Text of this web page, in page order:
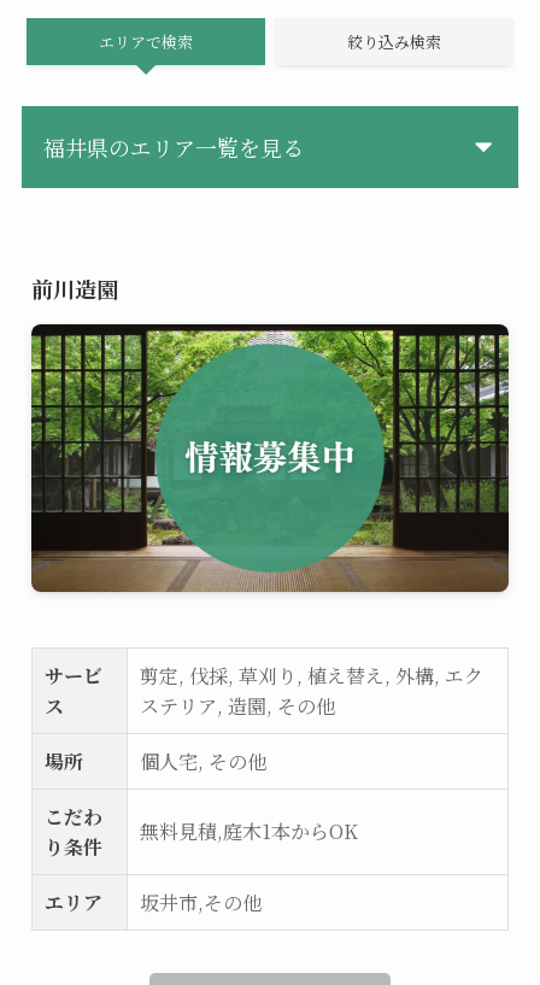
エリアで検索 絞り込み検索
福井県のエリア一覧を見る
前川造園
サービ
ス
剪定, 伐採, 草刈り, 植え替え, 外構, エク
ステリア, 造園, その他
場所
個人宅, その他
こだわ
り条件
無料見積,庭木1本からOK
エリア 坂井市,その他